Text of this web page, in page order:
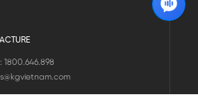
1800.646.898